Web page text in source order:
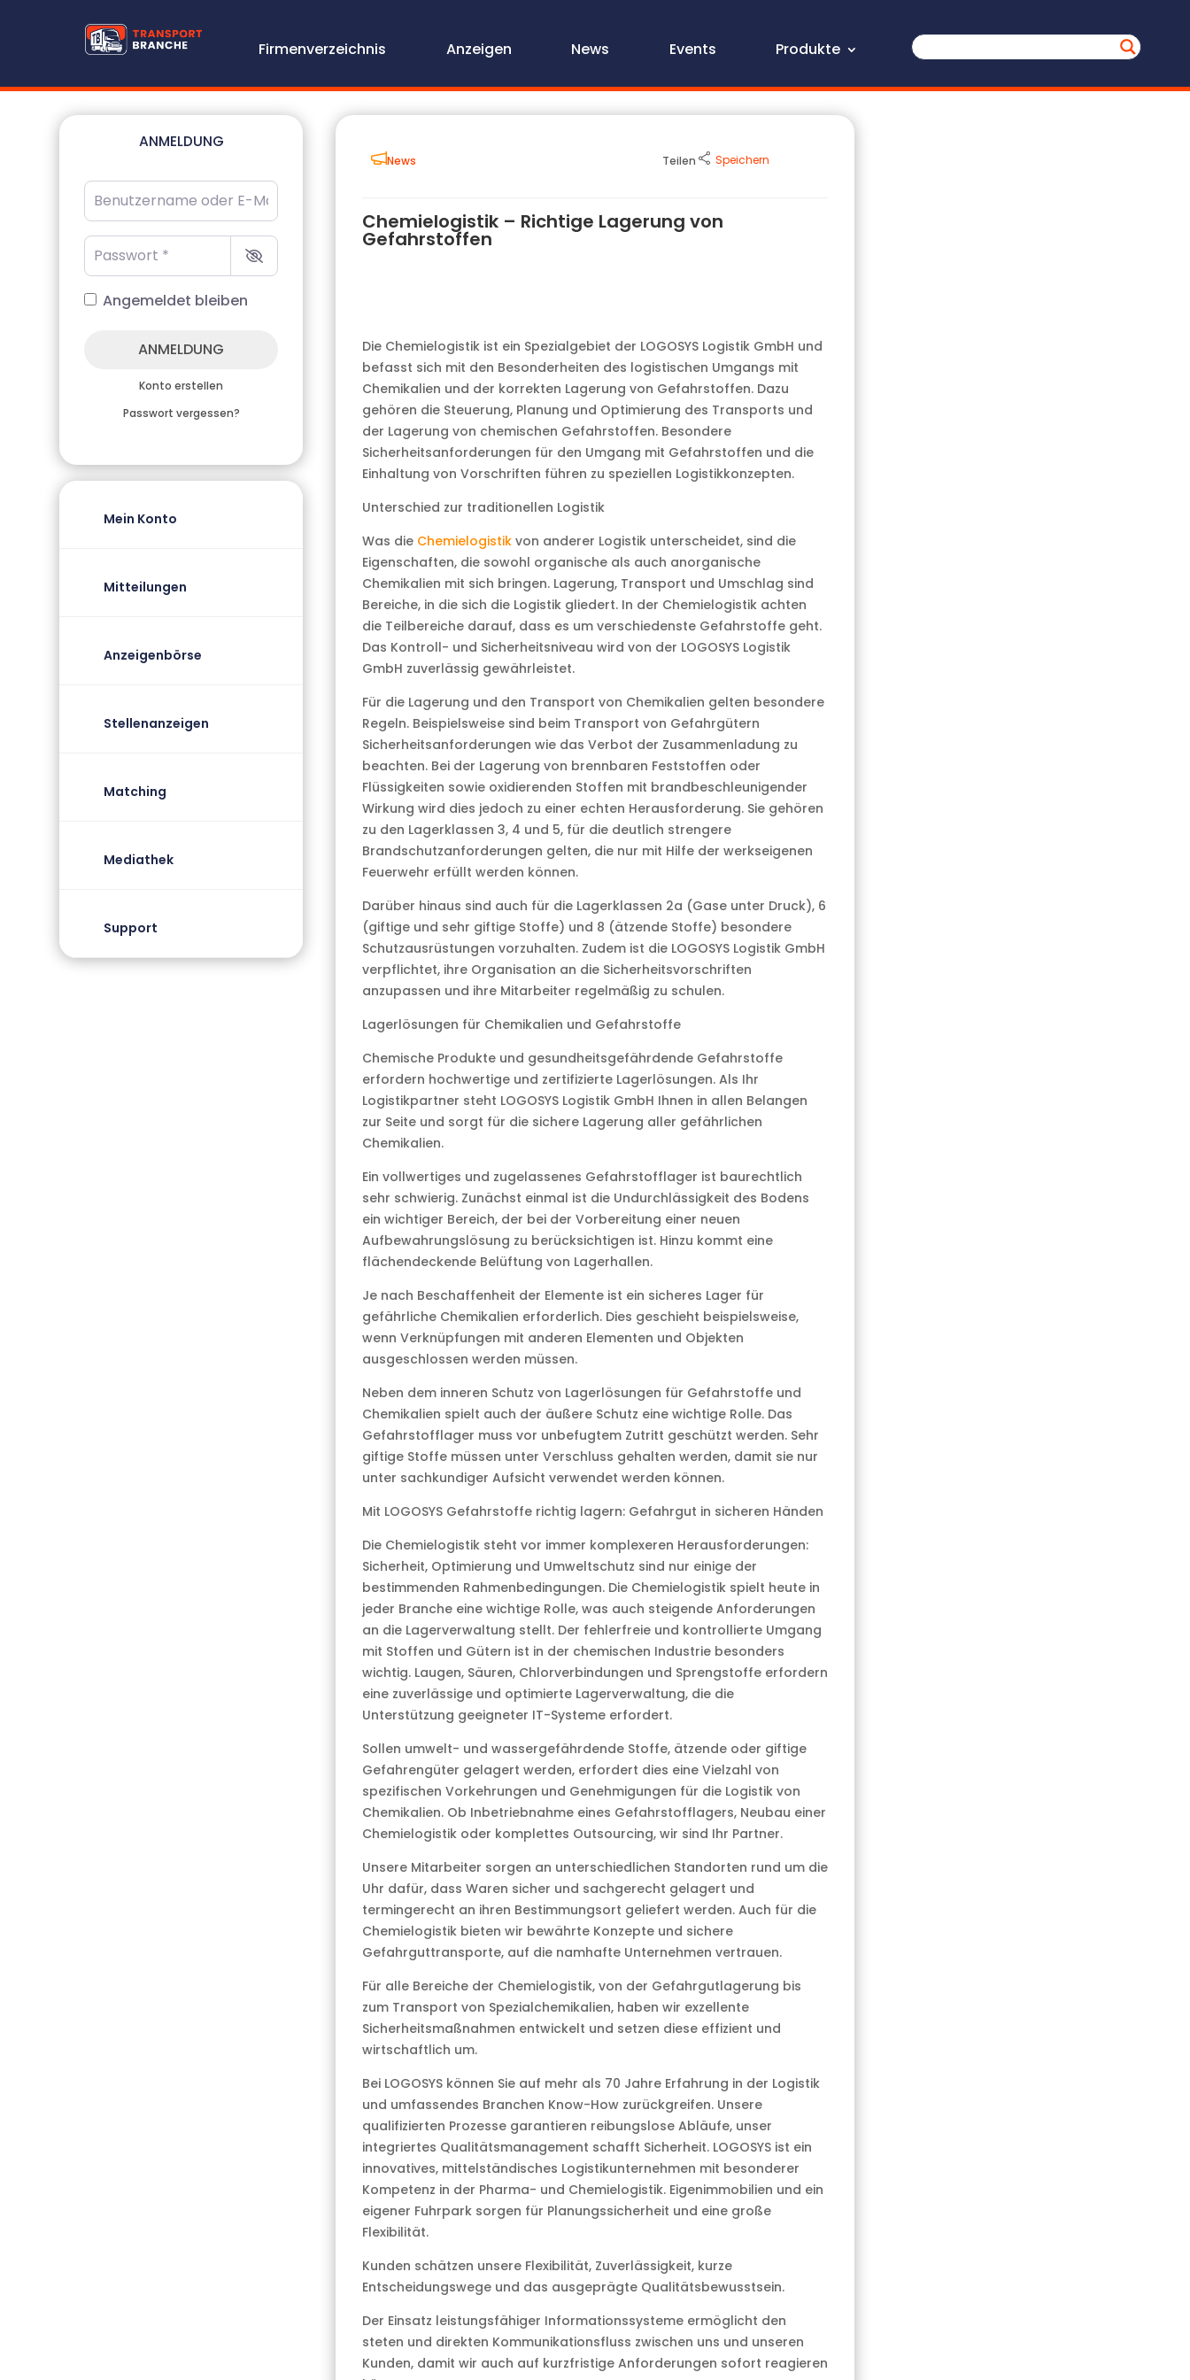
Firmenverzeichnis Anzeigen News Events Produkte
ANMELDUNG
Benutzername oder E-Mail-Adresse
Passwort
Angemeldet bleiben
ANMELDUNG
Konto erstellen
Passwort vergessen?
Mein Konto
Mitteilungen
Anzeigenbörse
Stellenanzeigen
Matching
Mediathek
Support
News Teilen Speichern
Chemielogistik – Richtige Lagerung von
Gefahrstoffen
Die Chemielogistik ist ein Spezialgebiet der LOGOSYS Logistik GmbH und
befasst sich mit den Besonderheiten des logistischen Umgangs mit
Chemikalien und der korrekten Lagerung von Gefahrstoffen. Dazu
gehören die Steuerung, Planung und Optimierung des Transports und
der Lagerung von chemischen Gefahrstoffen. Besondere
Sicherheitsanforderungen für den Umgang mit Gefahrstoffen und die
Einhaltung von Vorschriften führen zu speziellen Logistikkonzepten.
Unterschied zur traditionellen Logistik
Was die Chemielogistik von anderer Logistik unterscheidet, sind die
Eigenschaften, die sowohl organische als auch anorganische
Chemikalien mit sich bringen. Lagerung, Transport und Umschlag sind
Bereiche, in die sich die Logistik gliedert. In der Chemielogistik achten
die Teilbereiche darauf, dass es um verschiedenste Gefahrstoffe geht.
Das Kontroll- und Sicherheitsniveau wird von der LOGOSYS Logistik
GmbH zuverlässig gewährleistet.
Für die Lagerung und den Transport von Chemikalien gelten besondere
Regeln. Beispielsweise sind beim Transport von Gefahrgütern
Sicherheitsanforderungen wie das Verbot der Zusammenladung zu
beachten. Bei der Lagerung von brennbaren Feststoffen oder
Flüssigkeiten sowie oxidierenden Stoffen mit brandbeschleunigender
Wirkung wird dies jedoch zu einer echten Herausforderung. Sie gehören
zu den Lagerklassen 3, 4 und 5, für die deutlich strengere
Brandschutzanforderungen gelten, die nur mit Hilfe der werkseigenen
Feuerwehr erfüllt werden können.
Darüber hinaus sind auch für die Lagerklassen 2a (Gase unter Druck), 6
(giftige und sehr giftige Stoffe) und 8 (ätzende Stoffe) besondere
Schutzausrüstungen vorzuhalten. Zudem ist die LOGOSYS Logistik GmbH
verpflichtet, ihre Organisation an die Sicherheitsvorschriften
anzupassen und ihre Mitarbeiter regelmäßig zu schulen.
Lagerlösungen für Chemikalien und Gefahrstoffe
Chemische Produkte und gesundheitsgefährdende Gefahrstoffe
erfordern hochwertige und zertifizierte Lagerlösungen. Als Ihr
Logistikpartner steht LOGOSYS Logistik GmbH Ihnen in allen Belangen
zur Seite und sorgt für die sichere Lagerung aller gefährlichen
Chemikalien.
Ein vollwertiges und zugelassenes Gefahrstofflager ist baurechtlich
sehr schwierig. Zunächst einmal ist die Undurchlässigkeit des Bodens
ein wichtiger Bereich, der bei der Vorbereitung einer neuen
Aufbewahrungslösung zu berücksichtigen ist. Hinzu kommt eine
flächendeckende Belüftung von Lagerhallen.
Je nach Beschaffenheit der Elemente ist ein sicheres Lager für
gefährliche Chemikalien erforderlich. Dies geschieht beispielsweise,
wenn Verknüpfungen mit anderen Elementen und Objekten
ausgeschlossen werden müssen.
Neben dem inneren Schutz von Lagerlösungen für Gefahrstoffe und
Chemikalien spielt auch der äußere Schutz eine wichtige Rolle. Das
Gefahrstofflager muss vor unbefugtem Zutritt geschützt werden. Sehr
giftige Stoffe müssen unter Verschluss gehalten werden, damit sie nur
unter sachkundiger Aufsicht verwendet werden können.
Mit LOGOSYS Gefahrstoffe richtig lagern: Gefahrgut in sicheren Händen
Die Chemielogistik steht vor immer komplexeren Herausforderungen:
Sicherheit, Optimierung und Umweltschutz sind nur einige der
bestimmenden Rahmenbedingungen. Die Chemielogistik spielt heute in
jeder Branche eine wichtige Rolle, was auch steigende Anforderungen
an die Lagerverwaltung stellt. Der fehlerfreie und kontrollierte Umgang
mit Stoffen und Gütern ist in der chemischen Industrie besonders
wichtig. Laugen, Säuren, Chlorverbindungen und Sprengstoffe erfordern
eine zuverlässige und optimierte Lagerverwaltung, die die
Unterstützung geeigneter IT-Systeme erfordert.
Sollen umwelt- und wassergefährdende Stoffe, ätzende oder giftige
Gefahrengüter gelagert werden, erfordert dies eine Vielzahl von
spezifischen Vorkehrungen und Genehmigungen für die Logistik von
Chemikalien. Ob Inbetriebnahme eines Gefahrstofflagers, Neubau einer
Chemielogistik oder komplettes Outsourcing, wir sind Ihr Partner.
Unsere Mitarbeiter sorgen an unterschiedlichen Standorten rund um die
Uhr dafür, dass Waren sicher und sachgerecht gelagert und
termingerecht an ihren Bestimmungsort geliefert werden. Auch für die
Chemielogistik bieten wir bewährte Konzepte und sichere
Gefahrguttransporte, auf die namhafte Unternehmen vertrauen.
Für alle Bereiche der Chemielogistik, von der Gefahrgutlagerung bis
zum Transport von Spezialchemikalien, haben wir exzellente
Sicherheitsmaßnahmen entwickelt und setzen diese effizient und
wirtschaftlich um.
Bei LOGOSYS können Sie auf mehr als 70 Jahre Erfahrung in der Logistik
und umfassendes Branchen Know-How zurückgreifen. Unsere
qualifizierten Prozesse garantieren reibungslose Abläufe, unser
integriertes Qualitätsmanagement schafft Sicherheit. LOGOSYS ist ein
innovatives, mittelständisches Logistikunternehmen mit besonderer
Kompetenz in der Pharma- und Chemielogistik. Eigenimmobilien und ein
eigener Fuhrpark sorgen für Planungssicherheit und eine große
Flexibilität.
Kunden schätzen unsere Flexibilität, Zuverlässigkeit, kurze
Entscheidungswege und das ausgeprägte Qualitätsbewusstsein.
Der Einsatz leistungsfähiger Informationssysteme ermöglicht den
steten und direkten Kommunikationsfluss zwischen uns und unseren
Kunden, damit wir auch auf kurzfristige Anforderungen sofort reagieren